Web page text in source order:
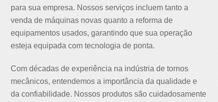
para sua empresa. Nossos serviços incluem tanto a
venda de máquinas novas quanto a reforma de
equipamentos usados, garantindo que sua operação
esteja equipada com tecnologia de ponta.
Com décadas de experiência na indústria de tornos
mecânicos, entendemos a importância da qualidade e
da confiabilidade. Nossos produtos são cuidadosamente